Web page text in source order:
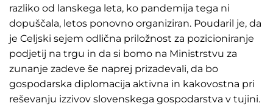
razliko od lanskega leta, ko pandemija tega ni
dopuščala, letos ponovno organiziran. Poudaril je, da
je Celjski sejem odlična priložnost za pozicioniranje
podjetij na trgu in da si bomo na Ministrstvu za
zunanje zadeve še naprej prizadevali, da bo
gospodarska diplomacija aktivna in kakovostna pri
reševanju izzivov slovenskega gospodarstva v tujini.